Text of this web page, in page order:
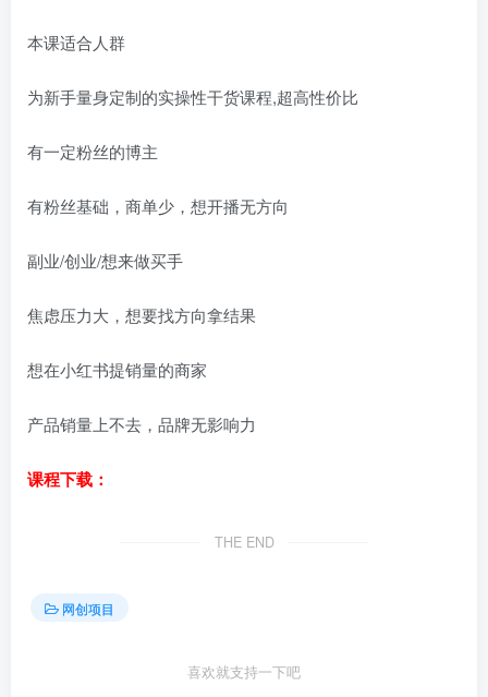
本课适合人群
为新手量身定制的实操性干货课程,超高性价比
有一定粉丝的博主
有粉丝基础，商单少，想开播无方向
副业/创业/想来做买手
焦虑压力大，想要找方向拿结果
想在小红书提销量的商家
产品销量上不去，品牌无影响力
课程下载：
THE END
网创项目
喜欢就支持一下吧